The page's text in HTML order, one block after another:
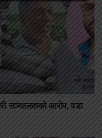
सञ्चालकको आरोप, वडा